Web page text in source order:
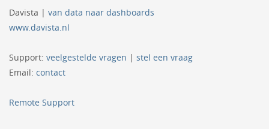
Davista | van data naar dashboards
www.davista.nl
Support: veelgestelde vragen | stel een vraag
Email: contact
Remote Support